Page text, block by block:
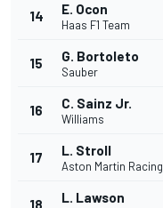
14 E. Ocon
Haas F1 Team
15 G. Bortoleto
Sauber
16 C. Sainz Jr.
Williams
17 L. Stroll
Aston Martin Racing
18 L. Lawson